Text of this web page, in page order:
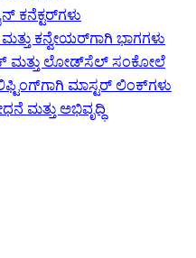
ಕನೆಕ್ಟರ್‌ಗಳು
ಕನ್ವೇಯರ್‌ಗಾಗಿ ಭಾಗಗಳು
ಲೋಡ್‌ಸೆಲ್ ಸಂಕೋಲೆ
ಮಾಸ್ಟರ್ ಲಿಂಕ್‌ಗಳು
ಮತ್ತು ಅಭಿವೃದ್ಧಿ